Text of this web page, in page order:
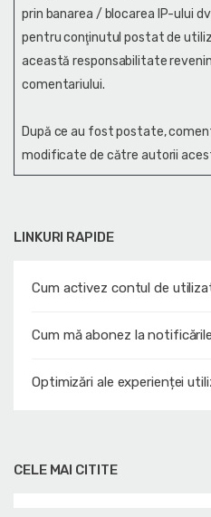
LINKURI RAPIDE
Cum activez contul de
Cum mă abonez la
Optimizări ale experienței
prin banarea / blocarea IP-ului
pentru conţinutul postat de
această responsabilitate
comentariului.
După ce au fost postate,
modificate de către autorii
CELE MAI CITITE